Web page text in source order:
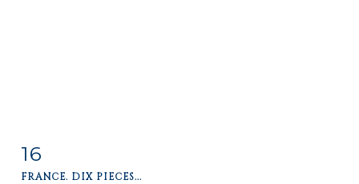
Item detail
16
FRANCE. DIX PIECES...